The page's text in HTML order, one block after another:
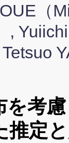
（
,
を考
推定